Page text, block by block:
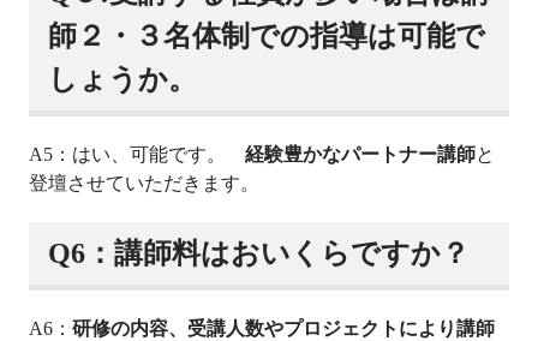
師２・３名体制での指導は可能で
しょうか。
A5：はい、可能です。 経験豊かなパートナー講師と
登壇させていただきます。
Q6：講師料はおいくらですか？
A6： 研修の内容、受講人数やプロジェクトにより講師